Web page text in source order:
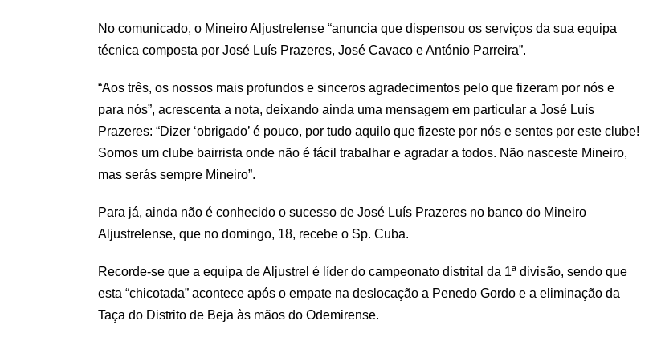
No comunicado, o Mineiro Aljustrelense “anuncia que dispensou os serviços da sua equipa
técnica composta por José Luís Prazeres, José Cavaco e António Parreira”.
“Aos três, os nossos mais profundos e sinceros agradecimentos pelo que fizeram por nós e
para nós”, acrescenta a nota, deixando ainda uma mensagem em particular a José Luís
Prazeres: “Dizer ‘obrigado’ é pouco, por tudo aquilo que fizeste por nós e sentes por este clube!
Somos um clube bairrista onde não é fácil trabalhar e agradar a todos. Não nasceste Mineiro,
mas serás sempre Mineiro”.
Para já, ainda não é conhecido o sucesso de José Luís Prazeres no banco do Mineiro
Aljustrelense, que no domingo, 18, recebe o Sp. Cuba.
Recorde-se que a equipa de Aljustrel é líder do campeonato distrital da 1ª divisão, sendo que
esta “chicotada” acontece após o empate na deslocação a Penedo Gordo e a eliminação da
Taça do Distrito de Beja às mãos do Odemirense.